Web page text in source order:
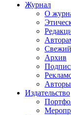
Журнал
О
Архив
Издательство